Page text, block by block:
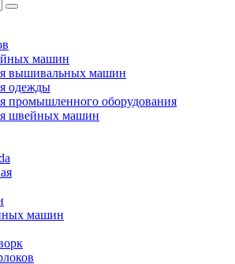
машин
вышивальных машин
одежды
промышленного оборудования
швейных машин
машин